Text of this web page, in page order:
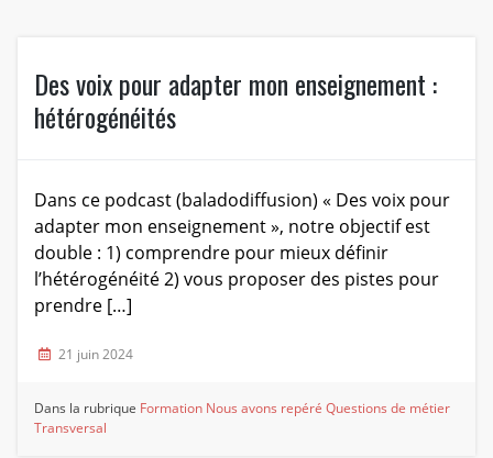
Des voix pour adapter mon enseignement :
hétérogénéités
Dans ce podcast (baladodiffusion) « Des voix pour
adapter mon enseignement », notre objectif est
double : 1) comprendre pour mieux définir
l’hétérogénéité 2) vous proposer des pistes pour
prendre […]
21 juin 2024
Dans la rubrique Formation Nous avons repéré Questions de métier
Transversal